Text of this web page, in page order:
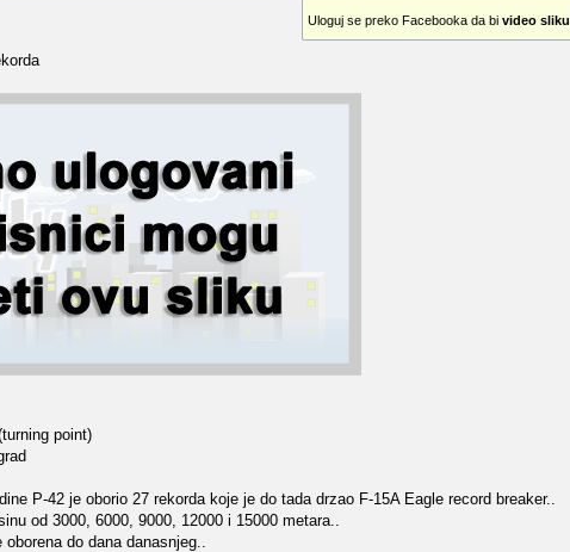
Uloguj se preko Facebooka da bi video sliku
point)
P-42 je oborio 27 rekorda koje je do tada drzao F-15A Eagle record breaker..
od 3000, 6000, 9000, 12000 i 15000 metara..
do dana danasnjeg..